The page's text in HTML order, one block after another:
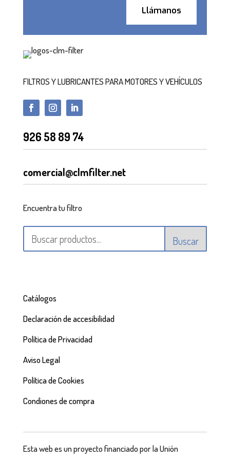
Llámanos
FILTROS Y LUBRICANTES PARA MOTORES Y VEHÍCULOS
926 58 89 74
comercial@clmfilter.net
Encuentra tu filtro
Buscar
Catálogos
Declaración de accesibilidad
Política de Privacidad
Aviso Legal
Política de Cookies
Condiones de compra
Esta web es un proyecto financiado por la Unión